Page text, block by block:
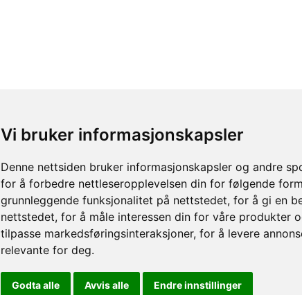
Vi bruker informasjonskapsler
Denne nettsiden bruker informasjonskapsler og andre
for å forbedre nettleseropplevelsen din for følgende
grunnleggende funksjonalitet på nettstedet, for å gi en
nettstedet, for å måle interessen din for våre produkter
tilpasse markedsføringsinteraksjoner, for å levere
relevante for deg.
Godta alle Avvis alle Endre innstillinger